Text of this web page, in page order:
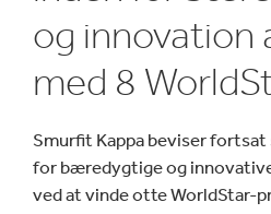
og innovation
med 8
Smurfit Kappa beviser
for bæredygtige og
ved at vinde otte WorldStar-